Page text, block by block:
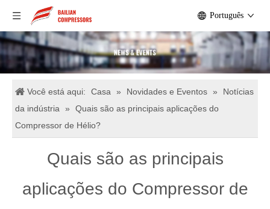
Português
Você está aqui: Casa » Novidades e Eventos »
Notícias
da indústria
»
Quais são as principais aplicações do
Compressor de Hélio?
Quais são as principais
aplicações do Compressor de